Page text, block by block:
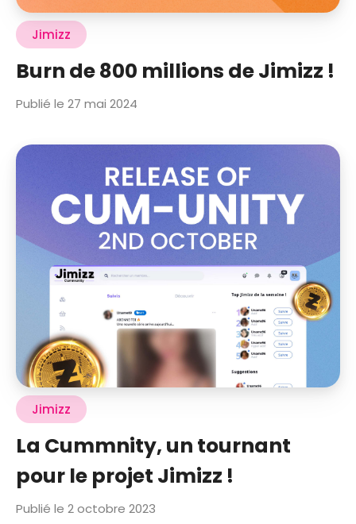
Jimizz
Burn de 800 millions de Jimizz !
Publié le 27 mai 2024
Jimizz
La Cummnity, un tournant
pour le projet Jimizz !
Publié le 2 octobre 2023